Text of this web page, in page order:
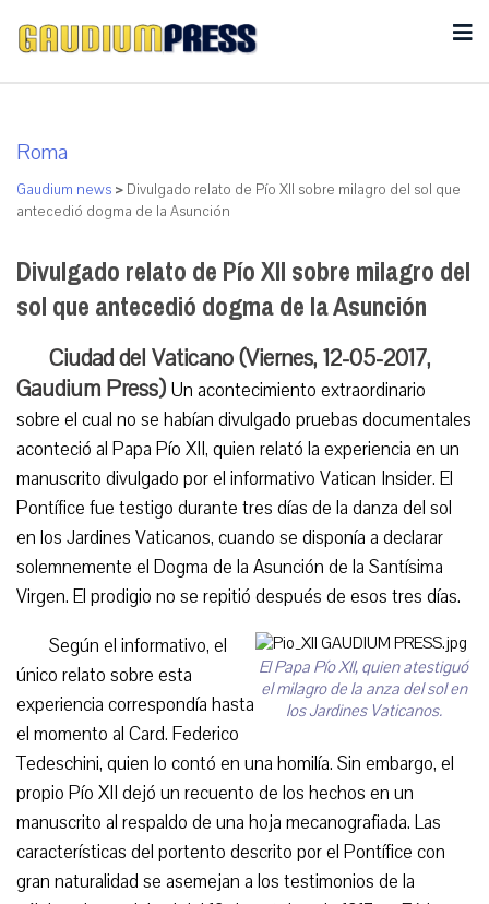
Roma
Gaudium news > Divulgado relato de Pío XII sobre milagro del sol que
antecedió dogma de la Asunción
Divulgado relato de Pío XII sobre milagro del
sol que antecedió dogma de la Asunción
Ciudad del Vaticano (Viernes, 12-05-2017,
Gaudium Press) Un acontecimiento extraordinario
sobre el cual no se habían divulgado pruebas documentales
aconteció al Papa Pío XII, quien relató la experiencia en un
manuscrito divulgado por el informativo Vatican Insider. El
Pontífice fue testigo durante tres días de la danza del sol
en los Jardines Vaticanos, cuando se disponía a declarar
solemnemente el Dogma de la Asunción de la Santísima
Virgen. El prodigio no se repitió después de esos tres días.
El Papa Pío XII, quien atestiguó
el milagro de la anza del sol en
los Jardines Vaticanos.
Según el informativo, el
único relato sobre esta
experiencia correspondía hasta
el momento al Card. Federico
Tedeschini, quien lo contó en una homilía. Sin embargo, el
propio Pío XII dejó un recuento de los hechos en un
manuscrito al respaldo de una hoja mecanografiada. Las
características del portento descrito por el Pontífice con
gran naturalidad se asemejan a los testimonios de la